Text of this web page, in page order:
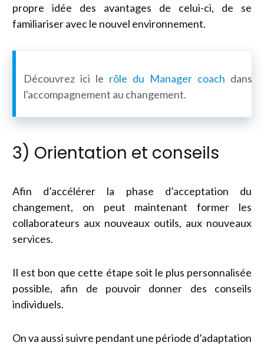
propre idée des avantages de celui-ci, de se
familiariser avec le nouvel environnement.
Découvrez ici le rôle du Manager coach dans
l'accompagnement au changement.
3) Orientation et conseils
Afin d’accélérer la phase d’acceptation du
changement, on peut maintenant former les
collaborateurs aux nouveaux outils, aux nouveaux
services.
Il est bon que cette étape soit le plus personnalisée
possible, afin de pouvoir donner des conseils
individuels.
On va aussi suivre pendant une période d’adaptation